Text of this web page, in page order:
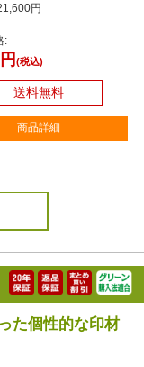
円
:
(税込)
送料無料
商品詳細
た個性的な印材